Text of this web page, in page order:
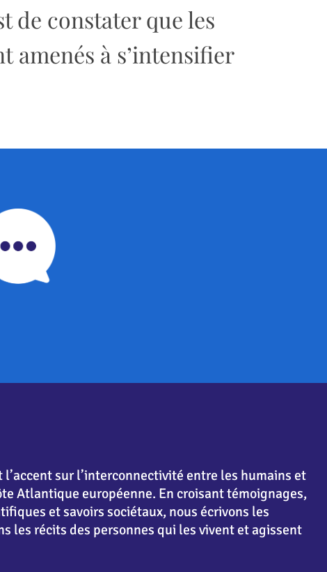
de constater que les
amenés à s’intensifier
sur l’interconnectivité entre les humains et
Atlantique européenne. En croisant témoignages,
et savoirs sociétaux, nous écrivons les
les récits des personnes qui les vivent et agissent